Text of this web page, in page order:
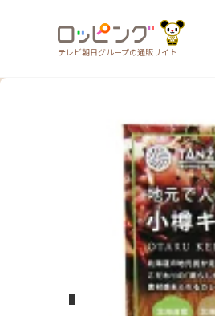
テレビ朝日グループの通販サイト
前のスライド